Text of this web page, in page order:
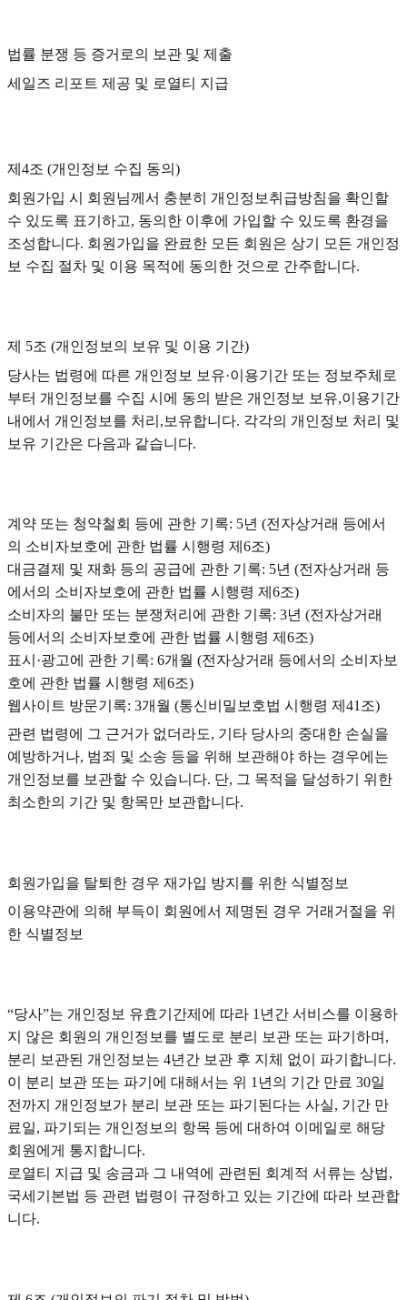
법률 분쟁 등 증거로의 보관 및 제출
세일즈 리포트 제공 및 로열티 지급
제4조 (개인정보 수집 동의)
회원가입 시 회원님께서 충분히 개인정보취급방침을 확인할
수 있도록 표기하고, 동의한 이후에 가입할 수 있도록 환경을
조성합니다. 회원가입을 완료한 모든 회원은 상기 모든 개인정
보 수집 절차 및 이용 목적에 동의한 것으로 간주합니다.
제 5조 (개인정보의 보유 및 이용 기간)
당사는 법령에 따른 개인정보 보유·이용기간 또는 정보주체로
부터 개인정보를 수집 시에 동의 받은 개인정보 보유,이용기간
내에서 개인정보를 처리,보유합니다. 각각의 개인정보 처리 및
보유 기간은 다음과 같습니다.
계약 또는 청약철회 등에 관한 기록: 5년 (전자상거래 등에서
의 소비자보호에 관한 법률 시행령 제6조)
대금결제 및 재화 등의 공급에 관한 기록: 5년 (전자상거래 등
에서의 소비자보호에 관한 법률 시행령 제6조)
소비자의 불만 또는 분쟁처리에 관한 기록: 3년 (전자상거래
등에서의 소비자보호에 관한 법률 시행령 제6조)
표시·광고에 관한 기록: 6개월 (전자상거래 등에서의 소비자보
호에 관한 법률 시행령 제6조)
웹사이트 방문기록: 3개월 (통신비밀보호법 시행령 제41조)
관련 법령에 그 근거가 없더라도, 기타 당사의 중대한 손실을
예방하거나, 범죄 및 소송 등을 위해 보관해야 하는 경우에는
개인정보를 보관할 수 있습니다. 단, 그 목적을 달성하기 위한
최소한의 기간 및 항목만 보관합니다.
회원가입을 탈퇴한 경우 재가입 방지를 위한 식별정보
이용약관에 의해 부득이 회원에서 제명된 경우 거래거절을 위
한 식별정보
“당사”는 개인정보 유효기간제에 따라 1년간 서비스를 이용하
지 않은 회원의 개인정보를 별도로 분리 보관 또는 파기하며,
분리 보관된 개인정보는 4년간 보관 후 지체 없이 파기합니다.
이 분리 보관 또는 파기에 대해서는 위 1년의 기간 만료 30일
전까지 개인정보가 분리 보관 또는 파기된다는 사실, 기간 만
료일, 파기되는 개인정보의 항목 등에 대하여 이메일로 해당
회원에게 통지합니다.
로열티 지급 및 송금과 그 내역에 관련된 회계적 서류는 상법,
국세기본법 등 관련 법령이 규정하고 있는 기간에 따라 보관합
니다.